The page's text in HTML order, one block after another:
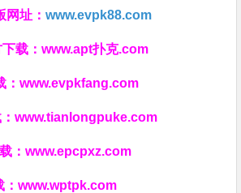
网址：www.evpk88.com
载：www.apt扑克.com
：www.evpkfang.com
www.tianlongpuke.com
：www.epcpxz.com
：www.wptpk.com